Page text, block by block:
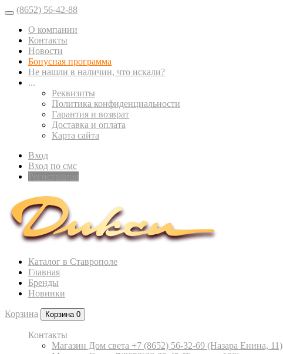
(8652) 56-42-88
О компании
Контакты
Новости
Бонусная программа
Не нашли в наличии, что искали?
...
Реквизиты
Политика конфиденциальности
Гарантия и возврат
Доставка и оплата
Карта сайта
Вход
Вход по смс
Каталог в Ставрополе
Главная
Бренды
Новинки
Корзина Корзина 0
Контакты
Магазин Дом света +7 (8652) 56-32-69 (Назара Енина, 11)